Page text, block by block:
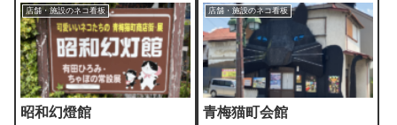
店舗・施設のネコ看板
昭和幻燈館
店舗・施設のネコ看板
青梅猫町会館